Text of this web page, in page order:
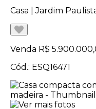
Casa | Jardim
Venda R$
Cód.: ESQ16471